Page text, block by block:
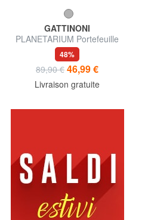
GATTINONI
PLANETARIUM Portefeuille
zippé
48%
89,90 € 46,99 €
Livraison gratuite